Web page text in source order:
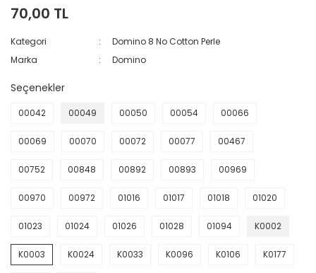
70,00 TL
Kategori
Domino 8 No Cotton Perle
Marka
Domino
Seçenekler
00042 00049 00050 00054 00066
00069 00070 00072 00077 00467
00752 00848 00892 00893 00969
00970 00972 01016 01017 01018 01020
01023 01024 01026 01028 01094 K0002
K0003 K0024 K0033 K0096 K0106 K0177